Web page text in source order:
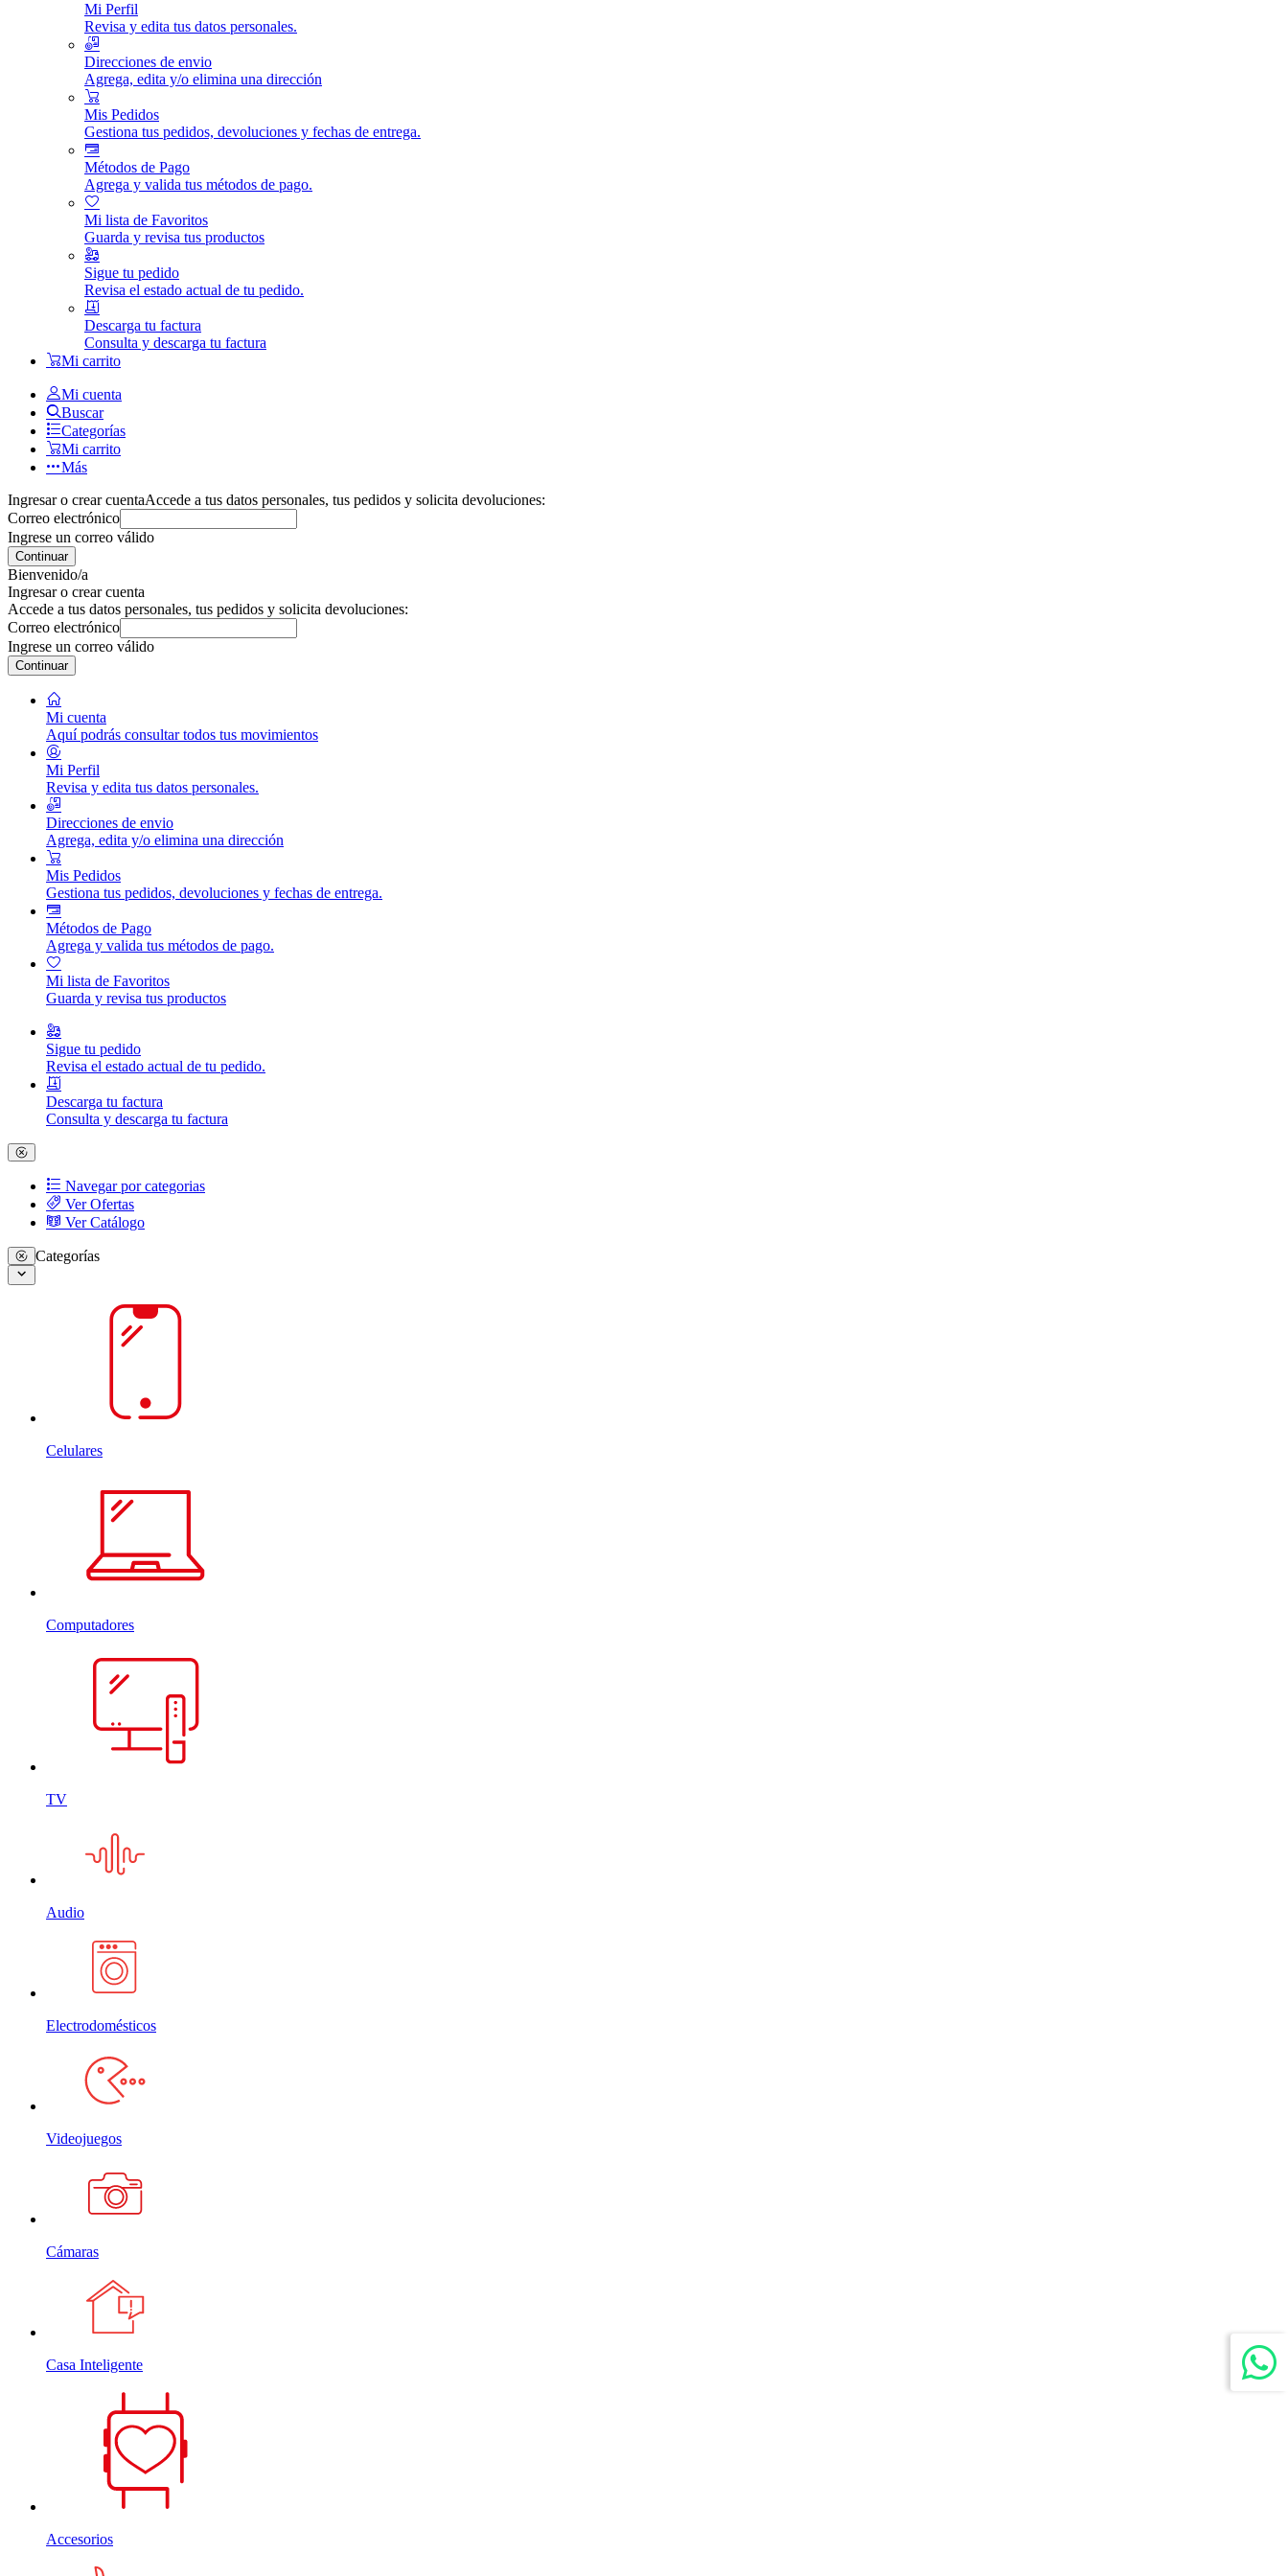
Mi Perfil
Revisa y edita tus datos personales.
Direcciones de envio
Agrega, edita y/o elimina una dirección
Mis Pedidos
Gestiona tus pedidos, devoluciones y fechas de entrega.
Métodos de Pago
Agrega y valida tus métodos de pago.
Mi lista de Favoritos
Guarda y revisa tus productos
Sigue tu pedido
Revisa el estado actual de tu pedido.
Descarga tu factura
Consulta y descarga tu factura
Mi carrito
Mi cuenta
Buscar
Categorías
Mi carrito
Más
Ingresar o crear cuentaAccede a tus datos personales, tus pedidos y solicita devoluciones:
Correo electrónico
Ingrese un correo válido
Continuar
Bienvenido/a
Ingresar o crear cuenta
Accede a tus datos personales, tus pedidos y solicita devoluciones:
Correo electrónico
Ingrese un correo válido
Continuar
Mi cuenta
Aquí podrás consultar todos tus movimientos
Mi Perfil
Revisa y edita tus datos personales.
Direcciones de envio
Agrega, edita y/o elimina una dirección
Mis Pedidos
Gestiona tus pedidos, devoluciones y fechas de entrega.
Métodos de Pago
Agrega y valida tus métodos de pago.
Mi lista de Favoritos
Guarda y revisa tus productos
Sigue tu pedido
Revisa el estado actual de tu pedido.
Descarga tu factura
Consulta y descarga tu factura
Navegar por categorias
Ver Ofertas
Ver Catálogo
Categorías
Celulares
Computadores
TV
Audio
Electrodomésticos
Videojuegos
Cámaras
Casa Inteligente
Accesorios